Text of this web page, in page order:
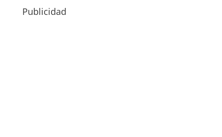
Publicidad